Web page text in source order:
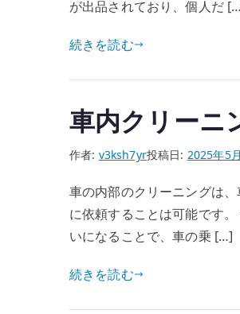
が出品されており、個人だ
続きを読む
車内クリーニ
作者: v3ksh7yr投稿日: 2025年5
車の内部のクリーニングは
に依頼することは可能です
いになることで、車の乗 […]
続きを読む